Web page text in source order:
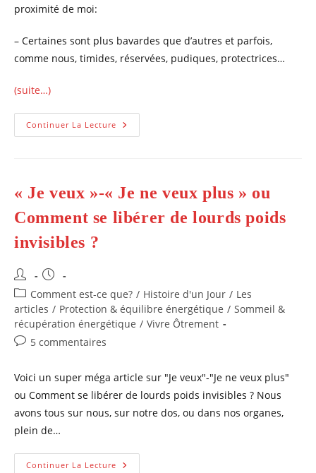
proximité de moi:
– Certaines sont plus bavardes que d’autres et parfois,
comme nous, timides, réservées, pudiques, protectrices…
(suite…)
Continuer La Lecture Bols
Tibétains
Et
Communication
« Je veux »-« Je ne veux plus » ou
Comment se libérer de lourds poids
invisibles ?
Auteur/autrice
de
la
publication :
Publication
publiée :
Post
category:
Comment est-ce que? / Histoire d'un Jour / Les
articles / Protection & équilibre énergétique / Sommeil &
récupération énergétique / Vivre Ôtrement
Commentaires
la
publication :
5 commentaires
Voici un super méga article sur "Je veux"-"Je ne veux plus"
ou Comment se libérer de lourds poids invisibles ? Nous
avons tous sur nous, sur notre dos, ou dans nos organes,
plein de…
Continuer La Lecture « Je